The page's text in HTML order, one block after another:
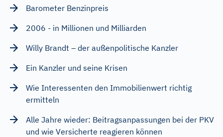
Barometer Benzinpreis
2006 - in Millionen und Milliarden
Willy Brandt – der außenpolitische Kanzler
Ein Kanzler und seine Krisen
Wie Interessenten den Immobilienwert richtig
ermitteln
Alle Jahre wieder: Beitragsanpassungen bei der PKV
und wie Versicherte reagieren können